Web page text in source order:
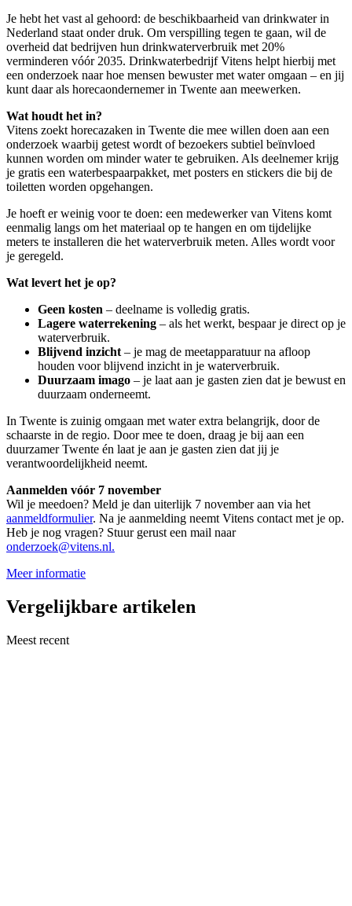
Je hebt het vast al gehoord: de beschikbaarheid van drinkwater in
Nederland staat onder druk. Om verspilling tegen te gaan, wil de
overheid dat bedrijven hun drinkwaterverbruik met 20%
verminderen vóór 2035. Drinkwaterbedrijf Vitens helpt hierbij met
een onderzoek naar hoe mensen bewuster met water omgaan – en jij
kunt daar als horecaondernemer in Twente aan meewerken.
Wat houdt het in?
Vitens zoekt horecazaken in Twente die mee willen doen aan een
onderzoek waarbij getest wordt of bezoekers subtiel beïnvloed
kunnen worden om minder water te gebruiken. Als deelnemer krijg
je gratis een waterbespaarpakket, met posters en stickers die bij de
toiletten worden opgehangen.
Je hoeft er weinig voor te doen: een medewerker van Vitens komt
eenmalig langs om het materiaal op te hangen en om tijdelijke
meters te installeren die het waterverbruik meten. Alles wordt voor
je geregeld.
Wat levert het je op?
Geen kosten – deelname is volledig gratis.
Lagere waterrekening – als het werkt, bespaar je direct op je
waterverbruik.
Blijvend inzicht – je mag de meetapparatuur na afloop
houden voor blijvend inzicht in je waterverbruik.
Duurzaam imago – je laat aan je gasten zien dat je bewust en
duurzaam onderneemt.
In Twente is zuinig omgaan met water extra belangrijk, door de
schaarste in de regio. Door mee te doen, draag je bij aan een
duurzamer Twente én laat je aan je gasten zien dat jij je
verantwoordelijkheid neemt.
Aanmelden vóór 7 november
Wil je meedoen? Meld je dan uiterlijk 7 november aan via het
aanmeldformulier. Na je aanmelding neemt Vitens contact met je op.
Heb je nog vragen? Stuur gerust een mail naar
onderzoek@vitens.nl.
Meer informatie
Vergelijkbare artikelen
Meest recent